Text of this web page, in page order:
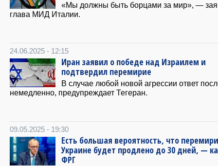
«Мы должны быть борцами за мир», —
глава МИД Италии.
24.06.2025 - 12:15
Иран заявил о победе над Израилем и
подтвердил перемирие
В случае любой новой агрессии ответ
немедленно, предупреждает Тегеран.
09.05.2025 - 19:30
Есть большая вероятность, что
Украине будет продлено до 30 дней, —
ФРГ